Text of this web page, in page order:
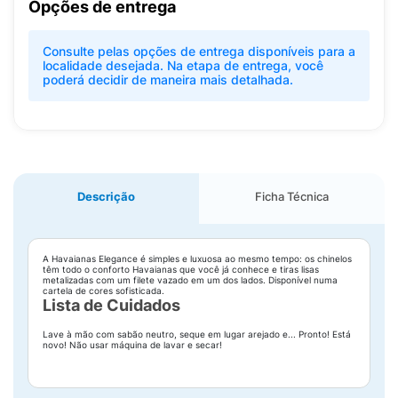
Opções de entrega
Consulte pelas opções de entrega disponíveis para a
localidade desejada. Na etapa de entrega, você
poderá decidir de maneira mais detalhada.
Descrição Ficha Técnica
A Havaianas Elegance é simples e luxuosa ao mesmo tempo: os chinelos
têm todo o conforto Havaianas que você já conhece e tiras lisas
metalizadas com um filete vazado em um dos lados. Disponível numa
cartela de cores sofisticada.
Lista de Cuidados
Lave à mão com sabão neutro, seque em lugar arejado e... Pronto! Está
novo! Não usar máquina de lavar e secar!